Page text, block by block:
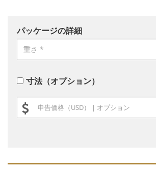
パッケージの詳細
寸法（オプション）